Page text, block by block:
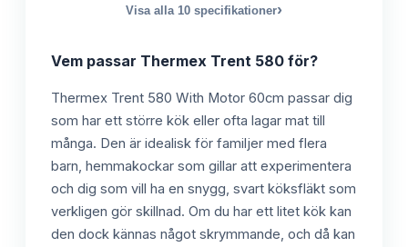
Visa alla 10 specifikationer›
Vem passar Thermex Trent 580 för?
Thermex Trent 580 With Motor 60cm passar dig
som har ett större kök eller ofta lagar mat till
många. Den är idealisk för familjer med flera
barn, hemmakockar som gillar att experimentera
och dig som vill ha en snygg, svart köksfläkt som
verkligen gör skillnad. Om du har ett litet kök kan
den dock kännas något skrymmande, och då kan